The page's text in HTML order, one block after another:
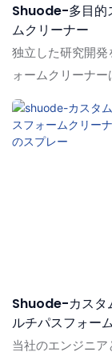
Shuode-多目的
ムクリーナー
独立した研究開
ォームクリーナ
長い間業界を悩ま
接着剤&シーラン
Shuode-カスタ
ルチパスフォー
クリーナー用の
当社のエンジニア